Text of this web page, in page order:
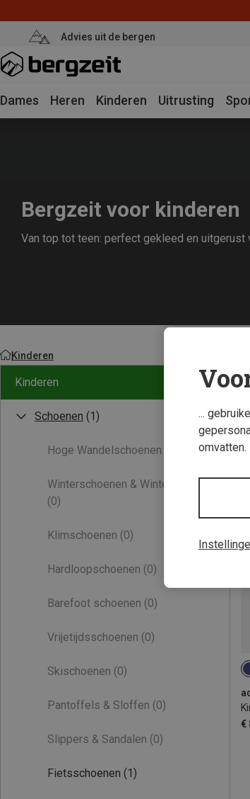
Advies uit de bergen
Dames Heren Kinderen Uitrusting
Bergzeit voor kinderen
Van top tot teen: perfect gekleed en uitgerust
Kinderen
Kinderen
Schoenen (1)
Hoge Wandelschoenen
Winterschoenen & Winterlaarzen
(0)
Klimschoenen (0)
Hardloopschoenen (0)
Barefoot schoenen (0)
Vrijetijdsschoenen (0)
Skischoenen (0)
Pantoffels & Sloffen (0)
Slippers & Sandalen (0)
Fietsschoenen (1)
€
...
omvatten.